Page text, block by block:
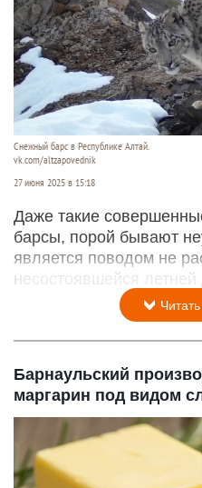
Снежный барс в Республике Алтай.
vk.com/altzapovednik
27 июня 2025 в 15:18
Даже такие
барсы, порой бывают
является поводом не
несостоявшейся летней
Барнаульский
маргарин под видом